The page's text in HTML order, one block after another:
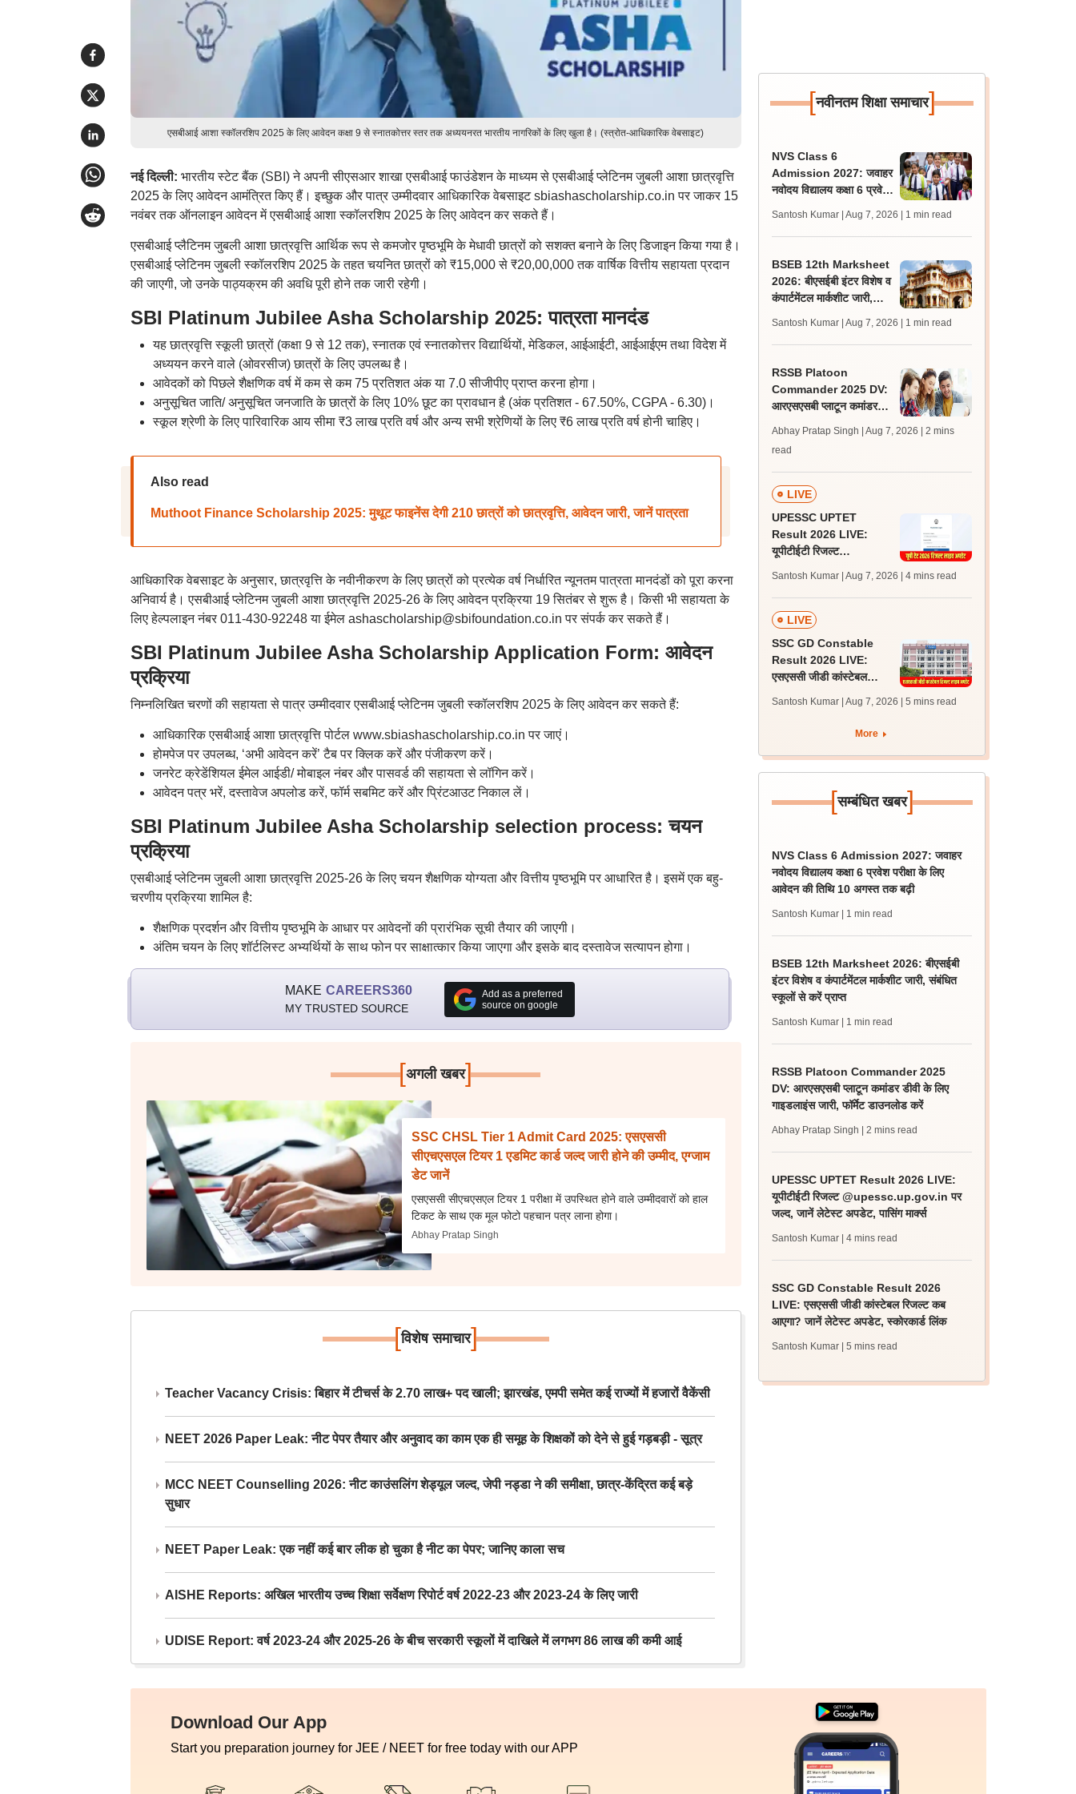
एसबीआई आशा स्कॉलरशिप 2025 के लिए आवेदन कक्षा 9 से स्नातकोत्तर स्तर तक अध्ययनरत भारतीय नागरिकों के लिए खुला है। (स्त्रोत-आधिकारिक वेबसाइट)
नई दिल्ली: भारतीय स्टेट बैंक (SBI) ने अपनी सीएसआर शाखा एसबीआई फाउंडेशन के माध्यम से एसबीआई प्लेटिनम जुबली आशा छात्रवृत्ति
2025 के लिए आवेदन आमंत्रित किए हैं। इच्छुक और पात्र उम्मीदवार आधिकारिक वेबसाइट sbiashascholarship.co.in पर जाकर 15
नवंबर तक ऑनलाइन आवेदन में एसबीआई आशा स्कॉलरशिप 2025 के लिए आवेदन कर सकते हैं।
एसबीआई प्लैटिनम जुबली आशा छात्रवृत्ति आर्थिक रूप से कमजोर पृष्ठभूमि के मेधावी छात्रों को सशक्त बनाने के लिए डिजाइन किया गया है।
एसबीआई प्लेटिनम जुबली स्कॉलरशिप 2025 के तहत चयनित छात्रों को ₹15,000 से ₹20,00,000 तक वार्षिक वित्तीय सहायता प्रदान
की जाएगी, जो उनके पाठ्यक्रम की अवधि पूरी होने तक जारी रहेगी।
SBI Platinum Jubilee Asha Scholarship 2025: पात्रता मानदंड
यह छात्रवृत्ति स्कूली छात्रों (कक्षा 9 से 12 तक), स्नातक एवं स्नातकोत्तर विद्यार्थियों, मेडिकल, आईआईटी, आईआईएम तथा विदेश में
अध्ययन करने वाले (ओवरसीज) छात्रों के लिए उपलब्ध है।
आवेदकों को पिछले शैक्षणिक वर्ष में कम से कम 75 प्रतिशत अंक या 7.0 सीजीपीए प्राप्त करना होगा।
अनुसूचित जाति/ अनुसूचित जनजाति के छात्रों के लिए 10% छूट का प्रावधान है (अंक प्रतिशत - 67.50%, CGPA - 6.30)।
स्कूल श्रेणी के लिए पारिवारिक आय सीमा ₹3 लाख प्रति वर्ष और अन्य सभी श्रेणियों के लिए ₹6 लाख प्रति वर्ष होनी चाहिए।
Also read
Muthoot Finance Scholarship 2025: मुथूट फाइनेंस देगी 210 छात्रों को छात्रवृत्ति, आवेदन जारी, जानें पात्रता
आधिकारिक वेबसाइट के अनुसार, छात्रवृत्ति के नवीनीकरण के लिए छात्रों को प्रत्येक वर्ष निर्धारित न्यूनतम पात्रता मानदंडों को पूरा करना
अनिवार्य है। एसबीआई प्लेटिनम जुबली आशा छात्रवृत्ति 2025-26 के लिए आवेदन प्रक्रिया 19 सितंबर से शुरू है। किसी भी सहायता के
लिए हेल्पलाइन नंबर 011-430-92248 या ईमेल ashascholarship@sbifoundation.co.in पर संपर्क कर सकते हैं।
SBI Platinum Jubilee Asha Scholarship Application Form: आवेदन
प्रक्रिया
निम्नलिखित चरणों की सहायता से पात्र उम्मीदवार एसबीआई प्लेटिनम जुबली स्कॉलरशिप 2025 के लिए आवेदन कर सकते हैं:
आधिकारिक एसबीआई आशा छात्रवृत्ति पोर्टल www.sbiashascholarship.co.in पर जाएं।
होमपेज पर उपलब्ध, ‘अभी आवेदन करें’ टैब पर क्लिक करें और पंजीकरण करें।
जनरेट क्रेडेंशियल ईमेल आईडी/ मोबाइल नंबर और पासवर्ड की सहायता से लॉगिन करें।
आवेदन पत्र भरें, दस्तावेज अपलोड करें, फॉर्म सबमिट करें और प्रिंटआउट निकाल लें।
SBI Platinum Jubilee Asha Scholarship selection process: चयन
प्रक्रिया
एसबीआई प्लेटिनम जुबली आशा छात्रवृत्ति 2025-26 के लिए चयन शैक्षणिक योग्यता और वित्तीय पृष्ठभूमि पर आधारित है। इसमें एक बहु-
चरणीय प्रक्रिया शामिल है:
शैक्षणिक प्रदर्शन और वित्तीय पृष्ठभूमि के आधार पर आवेदनों की प्रारंभिक सूची तैयार की जाएगी।
अंतिम चयन के लिए शॉर्टलिस्ट अभ्यर्थियों के साथ फोन पर साक्षात्कार किया जाएगा और इसके बाद दस्तावेज सत्यापन होगा।
MAKE CAREERS360
MY TRUSTED SOURCE
Add as a preferred
source on google
[अगली खबर]
SSC CHSL Tier 1 Admit Card 2025: एसएससी
सीएचएसएल टियर 1 एडमिट कार्ड जल्द जारी होने की उम्मीद, एग्जाम
डेट जानें
एसएससी सीएचएसएल टियर 1 परीक्षा में उपस्थित होने वाले उम्मीदवारों को हाल
टिकट के साथ एक मूल फोटो पहचान पत्र लाना होगा।
Abhay Pratap Singh
[विशेष समाचार]
Teacher Vacancy Crisis: बिहार में टीचर्स के 2.70 लाख+ पद खाली; झारखंड, एमपी समेत कई राज्यों में हजारों वैकेंसी
NEET 2026 Paper Leak: नीट पेपर तैयार और अनुवाद का काम एक ही समूह के शिक्षकों को देने से हुई गड़बड़ी - सूत्र
MCC NEET Counselling 2026: नीट काउंसलिंग शेड्यूल जल्द, जेपी नड्डा ने की समीक्षा, छात्र-केंद्रित कई बड़े
सुधार
NEET Paper Leak: एक नहीं कई बार लीक हो चुका है नीट का पेपर; जानिए काला सच
AISHE Reports: अखिल भारतीय उच्च शिक्षा सर्वेक्षण रिपोर्ट वर्ष 2022-23 और 2023-24 के लिए जारी
UDISE Report: वर्ष 2023-24 और 2025-26 के बीच सरकारी स्कूलों में दाखिले में लगभग 86 लाख की कमी आई
[नवीनतम शिक्षा समाचार]
NVS Class 6
Admission 2027: जवाहर
नवोदय विद्यालय कक्षा 6 प्रवेश
10 अगस्त तक बढ़ी
Santosh Kumar | Aug 7, 2026 | 1 min read
BSEB 12th Marksheet
2026: बीएसईबी इंटर विशेष व
कंपार्टमेंटल मार्कशीट जारी,
Santosh Kumar | Aug 7, 2026 | 1 min read
RSSB Platoon
Commander 2025 DV:
आरएसएसबी प्लाटून कमांडर
फॉर्मेट डाउनलोड करें
Abhay Pratap Singh | Aug 7, 2026
| 2 mins
read
LIVE
UPESSC UPTET
Result 2026 LIVE:
यूपीटीईटी रिजल्ट
जल्द, जानें लेटेस्ट अपडेट,
पासिंग मार्क्स
Santosh Kumar | Aug 7, 2026 | 4 mins read
LIVE
SSC GD Constable
Result 2026 LIVE:
एसएससी जीडी कांस्टेबल
लेटेस्ट अपडेट, स्कोरकार्ड लिंक
Santosh Kumar | Aug 7, 2026 | 5 mins read
More
[सम्बंधित खबर]
NVS Class 6 Admission 2027: जवाहर
नवोदय विद्यालय कक्षा 6 प्रवेश परीक्षा के लिए
आवेदन की तिथि 10 अगस्त तक बढ़ी
Santosh Kumar | 1 min read
BSEB 12th Marksheet 2026: बीएसईबी
इंटर विशेष व कंपार्टमेंटल मार्कशीट जारी, संबंधित
स्कूलों से करें प्राप्त
Santosh Kumar | 1 min read
RSSB Platoon Commander 2025
DV: आरएसएसबी प्लाटून कमांडर डीवी के लिए
गाइडलाइंस जारी, फॉर्मेट डाउनलोड करें
Abhay Pratap Singh | 2 mins read
UPESSC UPTET Result 2026 LIVE:
यूपीटीईटी रिजल्ट @upessc.up.gov.in पर
जल्द, जानें लेटेस्ट अपडेट, पासिंग मार्क्स
Santosh Kumar | 4 mins read
SSC GD Constable Result 2026
LIVE: एसएससी जीडी कांस्टेबल रिजल्ट कब
आएगा? जानें लेटेस्ट अपडेट, स्कोरकार्ड लिंक
Santosh Kumar | 5 mins read
Download Our App
Start you preparation journey for JEE / NEET for free today with our APP